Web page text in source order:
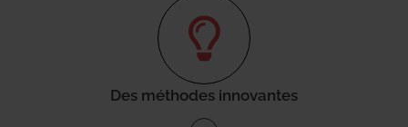
Des méthodes innovantes